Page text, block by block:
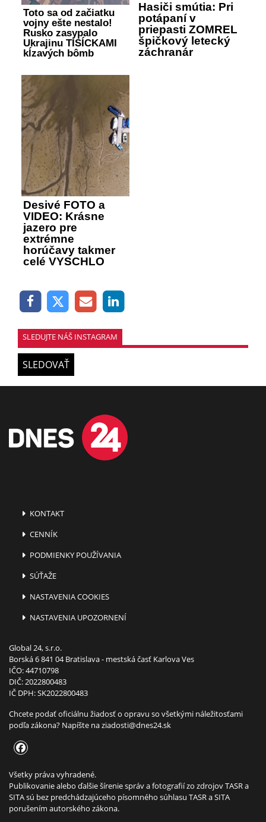
Toto sa od začiatku
vojny ešte nestalo!
Rusko zasypalo
Ukrajinu TISÍCKAMI
kĺzavých bômb
Hasiči smútia: Pri
potápaní v
priepasti ZOMREL
špičkový letecký
záchranár
Desivé FOTO a
VIDEO: Krásne
jazero pre
extrémne
horúčavy takmer
celé VYSCHLO
SLEDUJTE NÁŠ INSTAGRAM
SLEDOVAŤ
KONTAKT
CENNÍK
PODMIENKY POUŽÍVANIA
SÚŤAŽE
NASTAVENIA COOKIES
NASTAVENIA UPOZORNENÍ
Global 24, s.r.o.
Borská 6 841 04 Bratislava - mestská časť Karlova Ves
IČO: 44710798
DIČ: 2022800483
IČ DPH: SK2022800483
Chcete podať oficiálnu žiadosť o opravu so všetkými náležitosťami
podľa zákona? Napíšte naziadosti@dnes24.sk
Všetky práva vyhradené.
Publikovanie alebo ďalšie šírenie správ a fotografií zo zdrojov TASR a
SITA sú bez predchádzajúceho písomného súhlasu TASR a SITA
porušením autorského zákona.